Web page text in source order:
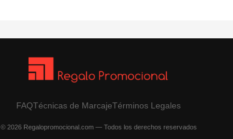
FAQTécnicas de MarcajeTérminos Legales
© 2026 Regalopromocional.com — Todos los derechos reservados